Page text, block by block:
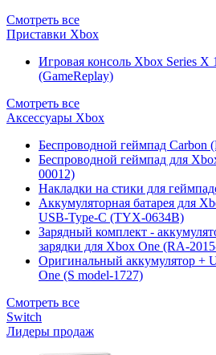
Смотреть все
Приставки Xbox
Игровая консоль Xbox Series X
(GameReplay)
Смотреть все
Аксессуары Xbox
Беспроводной геймпад Carbon
Беспроводной геймпад для
00012)
Накладки на стики для
Аккумуляторная батарея для
USB-Type-C (TYX-0634B)
Зарядный комплект -
зарядки для Xbox One (RA-
Оригинальный аккумулятор +
One (S model-1727)
Смотреть все
Switch
Лидеры продаж